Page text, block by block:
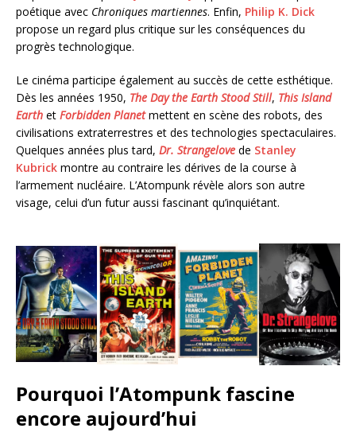
poétique avec Chroniques martiennes. Enfin, Philip K. Dick
propose un regard plus critique sur les conséquences du
progrès technologique.
Le cinéma participe également au succès de cette esthétique.
Dès les années 1950, The Day the Earth Stood Still, This Island
Earth et Forbidden Planetmettent en scène des robots, des
civilisations extraterrestres et des technologies spectaculaires.
Quelques années plus tard, Dr. Strangelove de Stanley
Kubrick montre au contraire les dérives de la course à
l’armement nucléaire. L’Atompunk révèle alors son autre
visage, celui d’un futur aussi fascinant qu’inquiétant.
Pourquoi l’Atompunk fascine
encore aujourd’hui